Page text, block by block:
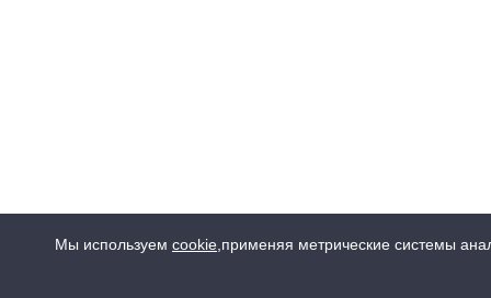
Мы используем cookie применяя метрические системы